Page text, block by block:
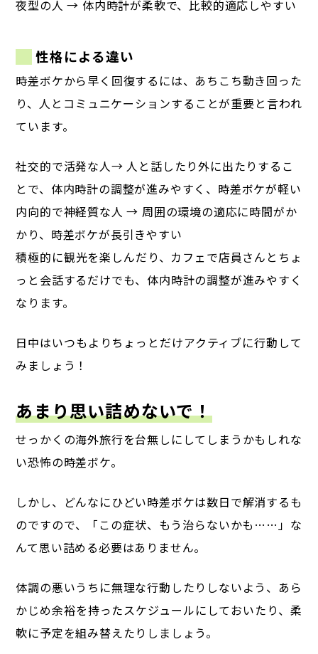
夜型の人 → 体内時計が柔軟で、比較的適応しやすい
性格による違い
時差ボケから早く回復するには、あちこち動き回った
り、人とコミュニケーションすることが重要と言われ
ています。
社交的で活発な人→ 人と話したり外に出たりするこ
とで、体内時計の調整が進みやすく、時差ボケが軽い
内向的で神経質な人 → 周囲の環境の適応に時間がか
かり、時差ボケが長引きやすい
積極的に観光を楽しんだり、カフェで店員さんとちょ
っと会話するだけでも、 体内時計の調整が進みやすく
なります。
日中はいつもよりちょっとだけアクティブに行動して
みましょう！
あまり思い詰めないで！
せっかくの海外旅行を台無しにしてしまうかもしれな
い恐怖の時差ボケ。
しかし、どんなにひどい時差ボケは数日で解消するも
のですので、
「この症状、もう治らないかも……」な
んて思い詰める必要はありません。
体調の悪いうちに無理な行動したりしないよう、あら
かじめ余裕を持ったスケジュールにしておいたり、柔
軟に予定を組み替えたりしましょう。